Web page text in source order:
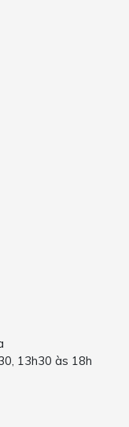
13h30 às 18h